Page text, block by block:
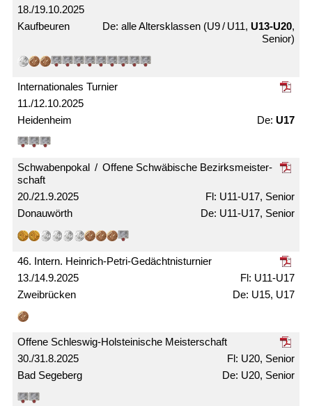
18./19.10.2025
Kaufbeuren alle Alters­klassen (U9 / U11, U13-U20,
Senior)
11./12.10.2025
Internationales Turnier
Heidenheim U17
20./21.9.2025
Schwabenpokal / Offene Schwäbische Bezirks­meister­
schaft
Donauwörth
U11-U17, Senior
U11-U17, Senior
13./14.9.2025
46. Intern. Heinrich-Petri-Gedächtnis­turnier
Zweibrücken
U11-U17
U15, U17
30./31.8.2025
Offene Schleswig-Holsteinische Meister­schaft
Bad Segeberg
U20, Senior
U20, Senior